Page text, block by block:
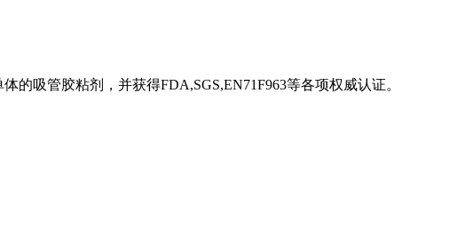
的吸管胶粘剂，并获得FDA,SGS,EN71F963等各项权威认证。